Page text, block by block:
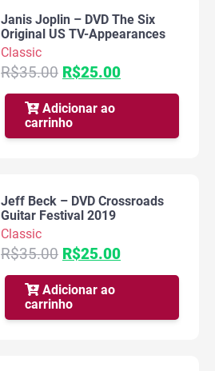
Janis Joplin – DVD The Six
Original US TV-Appearances
Classic
R$35.00 O
preço
original
era:
R$35.00.
R$25.00O
preço
R$25.00.
Adicionar ao
carrinho
Jeff Beck – DVD Crossroads
Guitar Festival 2019
Classic
R$35.00 O
preço
original
era:
R$35.00.
R$25.00O
preço
R$25.00.
Adicionar ao
carrinho